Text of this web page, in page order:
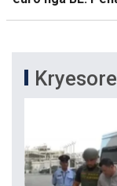
Kryesore